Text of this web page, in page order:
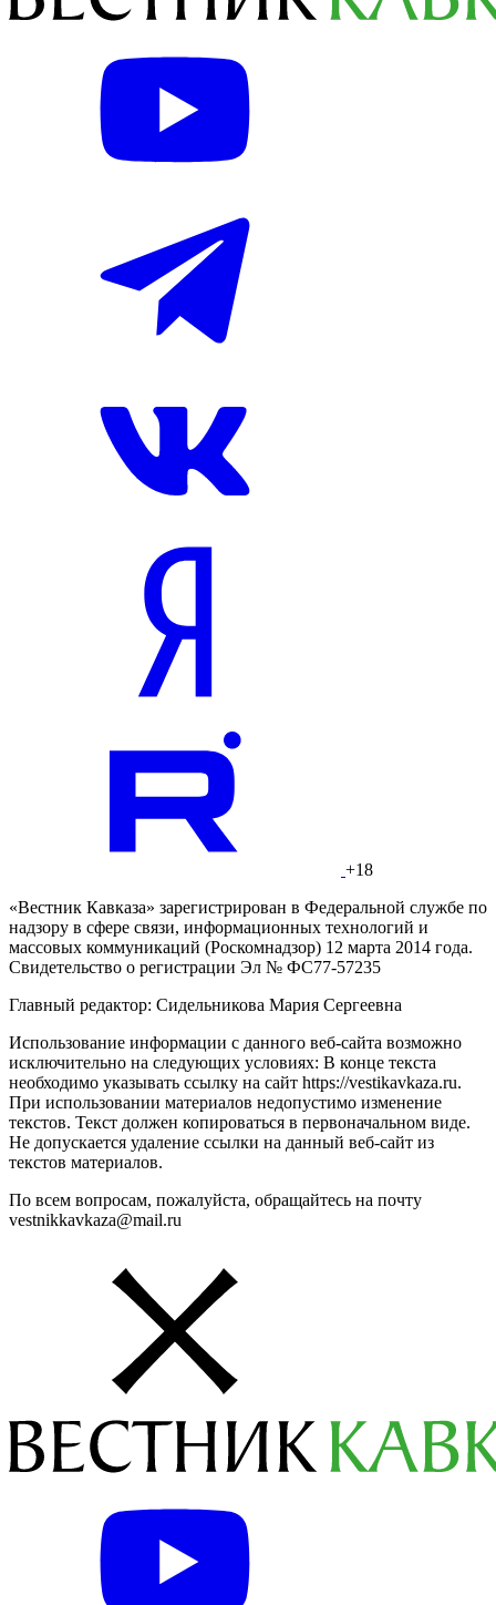
+18
«Вестник Кавказа» зарегистрирован в Федеральной службе по
надзору в сфере связи, информационных технологий и
массовых коммуникаций (Роскомнадзор) 12 марта 2014 года.
Свидетельство о регистрации Эл № ФС77-57235
Главный редактор: Сидельникова Мария Сергеевна
Использование информации с данного веб-сайта возможно
исключительно на следующих условиях: В конце текста
необходимо указывать ссылку на сайт https://vestikavkaza.ru.
При использовании материалов недопустимо изменение
текстов. Текст должен копироваться в первоначальном виде.
Не допускается удаление ссылки на данный веб-сайт из
текстов материалов.
По всем вопросам, пожалуйста, обращайтесь на почту
vestnikkavkaza@mail.ru